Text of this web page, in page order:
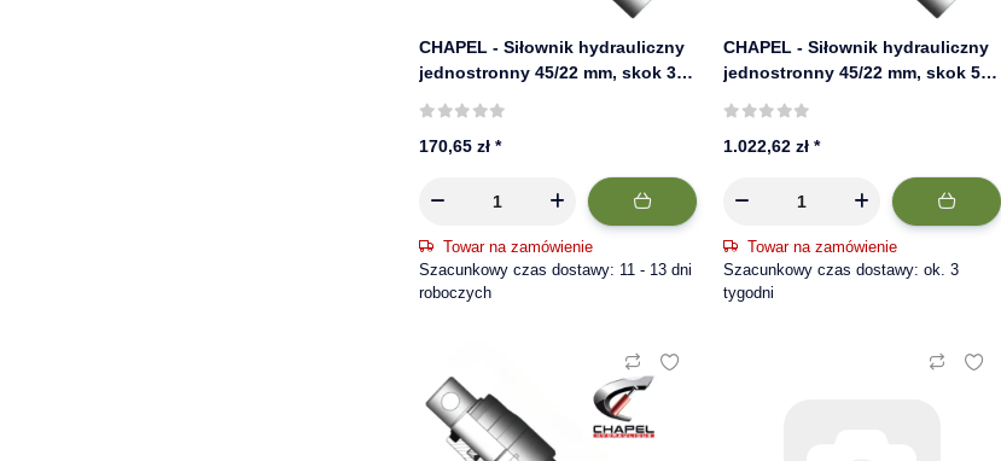
CHAPEL - Siłownik hydrauliczny
jednostronny 45/22 mm, skok 300
170,65 zł*
Towar na zamówienie
Szacunkowy czas dostawy: 11 - 13 dni
roboczych
CHAPEL - Siłownik hydrauliczny
jednostronny 45/22 mm, skok 550
1.022,62 zł*
Towar na zamówienie
Szacunkowy czas dostawy: ok. 3
tygodni